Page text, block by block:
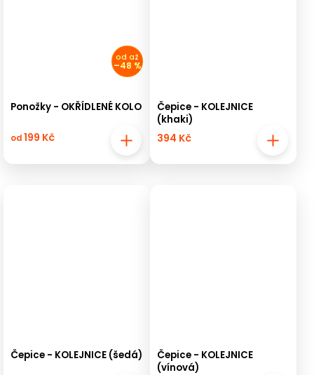
od až
–48 %
Ponožky - OKŘÍDLENÉ KOLO
od199 Kč
Čepice - KOLEJNICE
(khaki)
394 Kč
Čepice - KOLEJNICE (šedá)
Čepice - KOLEJNICE
(vínová)